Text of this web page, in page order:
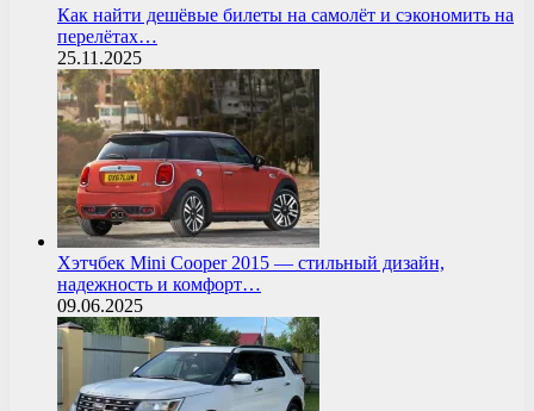
Как найти дешёвые билеты на самолёт и сэкономить на
перелётах…
25.11.2025
Хэтчбек Mini Cooper 2015 — стильный дизайн,
надежность и комфорт…
09.06.2025